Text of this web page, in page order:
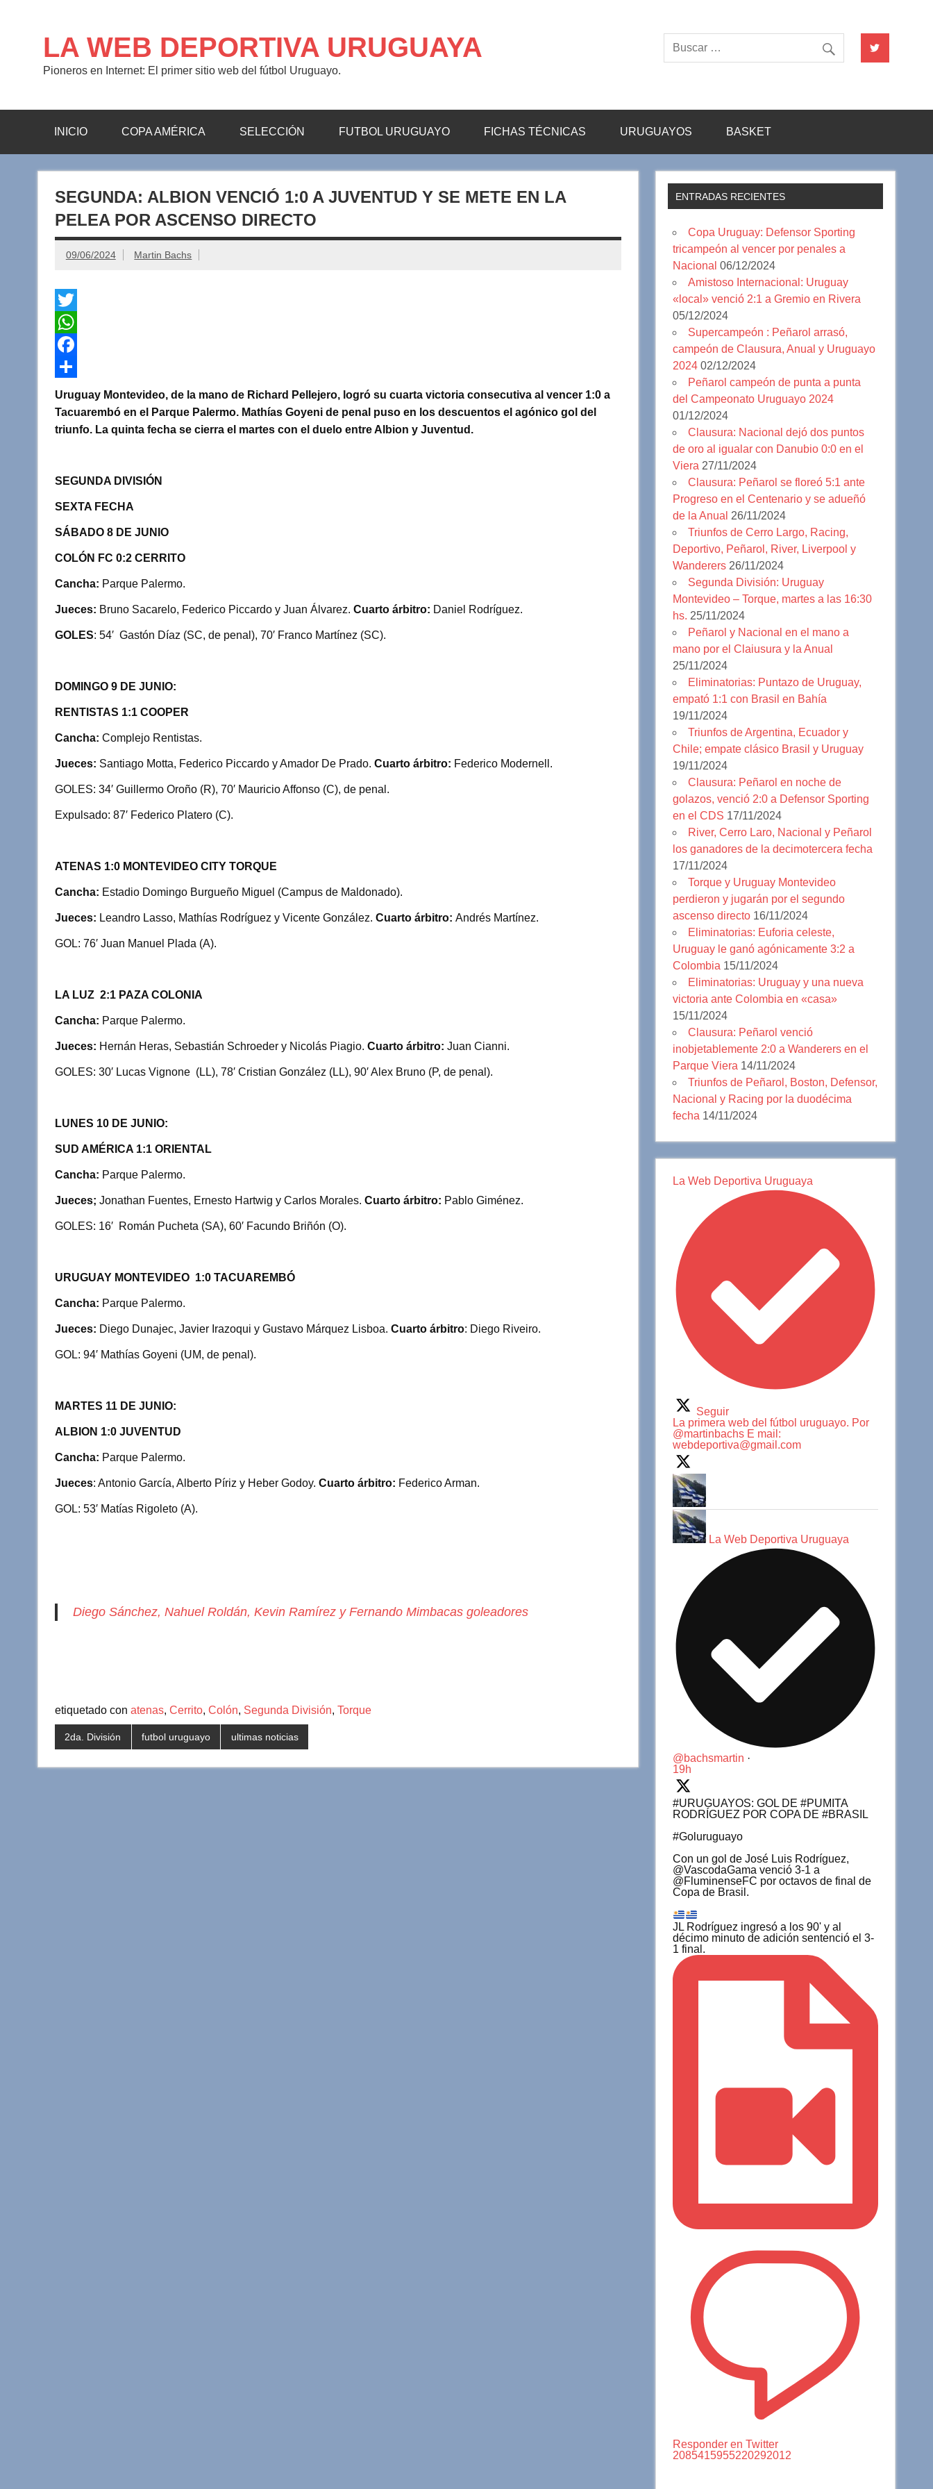
LA WEB DEPORTIVA URUGUAYA
Pioneros en Internet: El primer sitio web del fútbol Uruguayo.
INICIO COPA AMÉRICA SELECCIÓN FUTBOL URUGUAYO FICHAS TÉCNICAS URUGUAYOS BASKET
SEGUNDA: ALBION VENCIÓ 1:0 A JUVENTUD Y SE METE EN LA
PELEA POR ASCENSO DIRECTO
09/06/2024 Martin Bachs
T
w
t
t
e
W
h
a
t
s
p
p
F
a
c
e
o
o
C
o
m
a
r
Uruguay Montevideo, de la mano de Richard Pellejero, logró su cuarta victoria consecutiva al vencer 1:0 a
Tacuarembó en el Parque Palermo. Mathías Goyeni de penal puso en los descuentos el agónico gol del
triunfo. La quinta fecha se cierra el martes con el duelo entre Albion y Juventud.
SEGUNDA DIVISIÓN
SEXTA FECHA
SÁBADO 8 DE JUNIO
COLÓN FC 0:2 CERRITO
Cancha: Parque Palermo.
Jueces: Bruno Sacarelo, Federico Piccardo y Juan Álvarez. Cuarto árbitro: Daniel Rodríguez.
GOLES: 54′ Gastón Díaz (SC, de penal), 70′ Franco Martínez (SC).
DOMINGO 9 DE JUNIO:
RENTISTAS 1:1 COOPER
Cancha: Complejo Rentistas.
Jueces: Santiago Motta, Federico Piccardo y Amador De Prado. Cuarto árbitro: Federico Modernell.
GOLES: 34′ Guillermo Oroño (R), 70′ Mauricio Affonso (C), de penal.
Expulsado: 87′ Federico Platero (C).
ATENAS 1:0 MONTEVIDEO CITY TORQUE
Cancha: Estadio Domingo Burgueño Miguel (Campus de Maldonado).
Jueces: Leandro Lasso, Mathías Rodríguez y Vicente González. Cuarto árbitro: Andrés Martínez.
GOL: 76′ Juan Manuel Plada (A).
LA LUZ 2:1 PAZA COLONIA
Cancha: Parque Palermo.
Jueces: Hernán Heras, Sebastián Schroeder y Nicolás Piagio. Cuarto árbitro: Juan Cianni.
GOLES: 30′ Lucas Vignone (LL), 78′ Cristian González (LL), 90′ Alex Bruno (P, de penal).
LUNES 10 DE JUNIO:
SUD AMÉRICA 1:1 ORIENTAL
Cancha: Parque Palermo.
Jueces; Jonathan Fuentes, Ernesto Hartwig y Carlos Morales. Cuarto árbitro: Pablo Giménez.
GOLES: 16′ Román Pucheta (SA), 60′ Facundo Briñón (O).
URUGUAY MONTEVIDEO 1:0 TACUAREMBÓ
Cancha: Parque Palermo.
Jueces: Diego Dunajec, Javier Irazoqui y Gustavo Márquez Lisboa. Cuarto árbitro: Diego Riveiro.
GOL: 94′ Mathías Goyeni (UM, de penal).
MARTES 11 DE JUNIO:
ALBION 1:0 JUVENTUD
Cancha: Parque Palermo.
Jueces: Antonio García, Alberto Píriz y Heber Godoy. Cuarto árbitro: Federico Arman.
GOL: 53′ Matías Rigoleto (A).
Diego Sánchez, Nahuel Roldán, Kevin Ramírez y Fernando Mimbacas goleadores
etiquetado con atenas, Cerrito, Colón, Segunda División, Torque
2da. División futbol uruguayo ultimas noticias
ENTRADAS RECIENTES
Copa Uruguay: Defensor Sporting
tricampeón al vencer por penales a
Nacional 06/12/2024
Amistoso Internacional: Uruguay
«local» venció 2:1 a Gremio en Rivera
05/12/2024
Supercampeón : Peñarol arrasó,
campeón de Clausura, Anual y Uruguayo
2024 02/12/2024
Peñarol campeón de punta a punta
del Campeonato Uruguayo 2024
01/12/2024
Clausura: Nacional dejó dos puntos
de oro al igualar con Danubio 0:0 en el
Viera 27/11/2024
Clausura: Peñarol se floreó 5:1 ante
Progreso en el Centenario y se adueñó
de la Anual 26/11/2024
Triunfos de Cerro Largo, Racing,
Deportivo, Peñarol, River, Liverpool y
Wanderers 26/11/2024
Segunda División: Uruguay
Montevideo – Torque, martes a las 16:30
hs. 25/11/2024
Peñarol y Nacional en el mano a
mano por el Claiusura y la Anual
25/11/2024
Eliminatorias: Puntazo de Uruguay,
empató 1:1 con Brasil en Bahía
19/11/2024
Triunfos de Argentina, Ecuador y
Chile; empate clásico Brasil y Uruguay
19/11/2024
Clausura: Peñarol en noche de
golazos, venció 2:0 a Defensor Sporting
en el CDS 17/11/2024
River, Cerro Laro, Nacional y Peñarol
los ganadores de la decimotercera fecha
17/11/2024
Torque y Uruguay Montevideo
perdieron y jugarán por el segundo
ascenso directo 16/11/2024
Eliminatorias: Euforia celeste,
Uruguay le ganó agónicamente 3:2 a
Colombia 15/11/2024
Eliminatorias: Uruguay y una nueva
victoria ante Colombia en «casa»
15/11/2024
Clausura: Peñarol venció
inobjetablemente 2:0 a Wanderers en el
Parque Viera 14/11/2024
Triunfos de Peñarol, Boston, Defensor,
Nacional y Racing por la duodécima
fecha 14/11/2024
La Web Deportiva Uruguaya
Seguir
La primera web del fútbol uruguayo. Por
@martinbachs E mail:
webdeportiva@gmail.com
La Web Deportiva Uruguaya
@bachsmartin ·
19h
#URUGUAYOS: GOL DE #PUMITA
RODRÍGUEZ POR COPA DE #BRASIL
#Goluruguayo
Con un gol de José Luis Rodríguez,
@VascodaGama venció 3-1 a
@FluminenseFC por octavos de final de
Copa de Brasil.
JL Rodríguez ingresó a los 90' y al
décimo minuto de adición sentenció el 3-
1 final.
Responder en Twitter
2085415955220292012